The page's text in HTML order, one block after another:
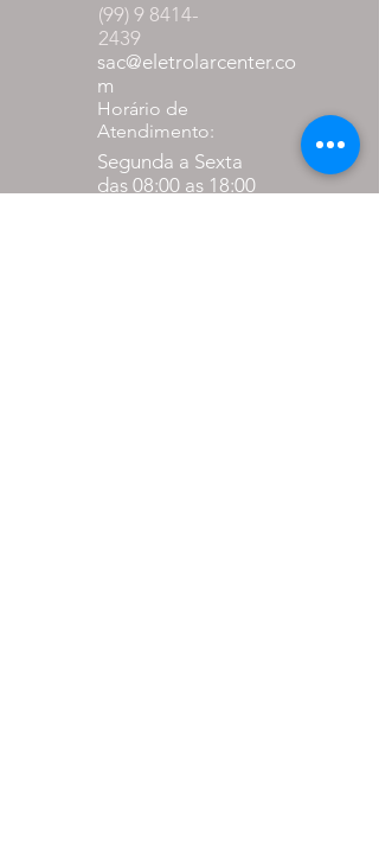
(99) 9 8414-
2439
sac@eletrolarcenter.co
m
Horário de
Atendimento:
Segunda a Sexta
das 08:00 as 18:00